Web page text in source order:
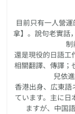
目前只有一人營
拿】。說句老實話
制
還是現役的日語工
相關翻譯、傳譯；
兒依
香港出身、広東語
ています。主に日
ますが、中国